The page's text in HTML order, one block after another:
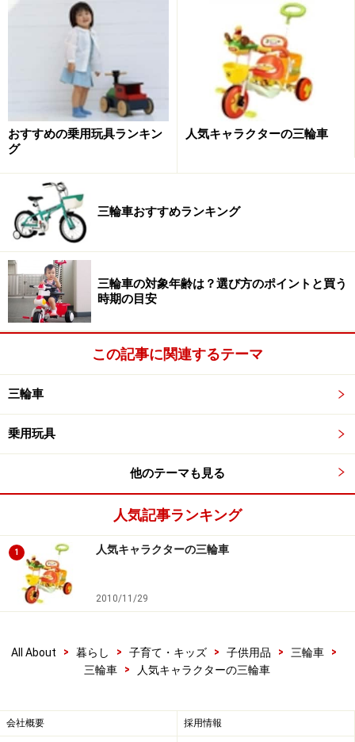
おしゃべりカーゴ三輪車 ミニー
女の子にはミニーもおすすめ
おなじくカーゴシリーズからは、ミニーマウスをあしら
ったものも販売されています。こちらはピンクを組み合
わせた女の子らしいデザイン。おしゃべりやメロディ、
車輪ロック＆フリー機構などはミッキータイプと同じで
す。
【DATA】
商品名：おしゃべりカーゴ三輪車 ミニー
参考価格：1万6800円（税込）
メーカーによる推奨年齢：1.5～3歳
販売元：アイデス
購入はこちらから
>> その他のディズニーキャラクターはこちら
※記事内容は執筆時点のものです。最新の内容をご確認くださ
い。
1/5 次のページへ
おすすめの乗用玩具ランキン
グ
人気キャラクターの三輪車
三輪車おすすめランキング
三輪車の対象年齢は？選び方のポイントと買う
時期の目安
この記事に関連するテーマ
三輪車
乗用玩具
他のテーマも見る
人気記事ランキング
1 人気キャラクターの三輪車
2010/11/29
All About > 暮らし > 子育て・キッズ > 子供用品 > 三輪車
>
三輪車
> 人気キャラクターの三輪車
会社概要 採用情報